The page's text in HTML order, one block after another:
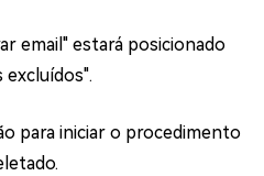
email" estará posicionado
excluídos".
para iniciar o procedimento